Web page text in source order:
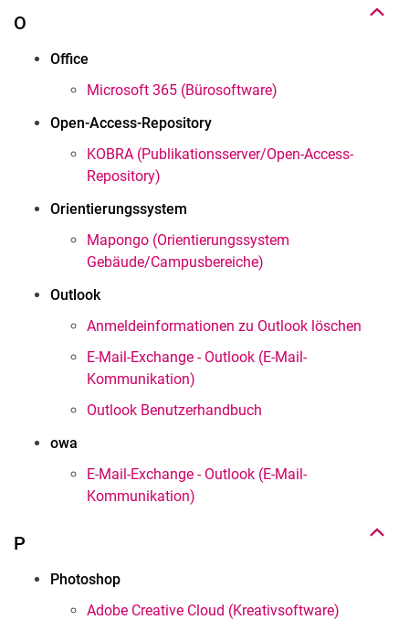
O
Office
Microsoft 365 (Bürosoftware)
Open-Access-Repository
KOBRA (Publikationsserver/Open-Access-
Repository)
Orientierungssystem
Mapongo (Orientierungssystem
Gebäude/Campusbereiche)
Outlook
Anmeldeinformationen zu Outlook löschen
E-Mail-Exchange - Outlook (E-Mail-
Kommunikation)
Outlook Benutzerhandbuch
owa
E-Mail-Exchange - Outlook (E-Mail-
Kommunikation)
P
Photoshop
Adobe Creative Cloud (Kreativsoftware)